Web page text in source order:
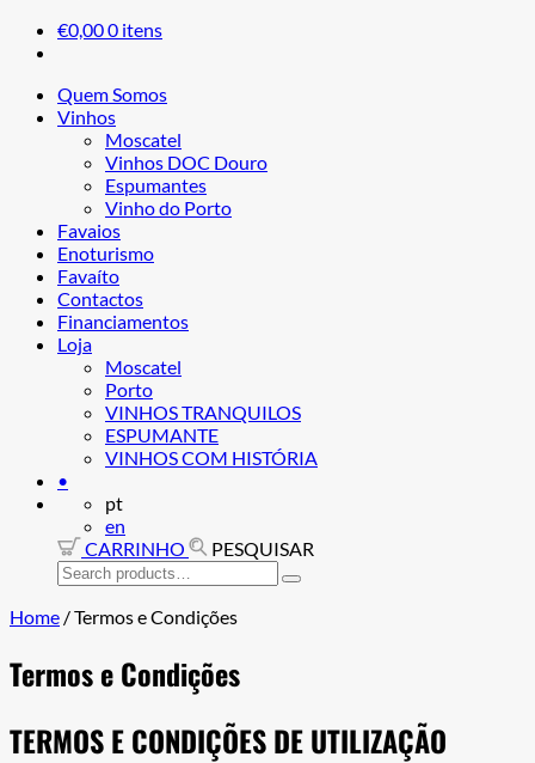
€0,000 itens
Quem Somos
Vinhos
Moscatel
Vinhos DOC Douro
Espumantes
Vinho do Porto
Favaios
Enoturismo
Favaíto
Contactos
Financiamentos
Loja
Moscatel
Porto
VINHOS TRANQUILOS
ESPUMANTE
VINHOS COM HISTÓRIA
•
pt
en
CARRINHO
PESQUISAR
Search
for:
Home /Termos e Condições
Termos e Condições
TERMOS E CONDIÇÕES DE UTILIZAÇÃO